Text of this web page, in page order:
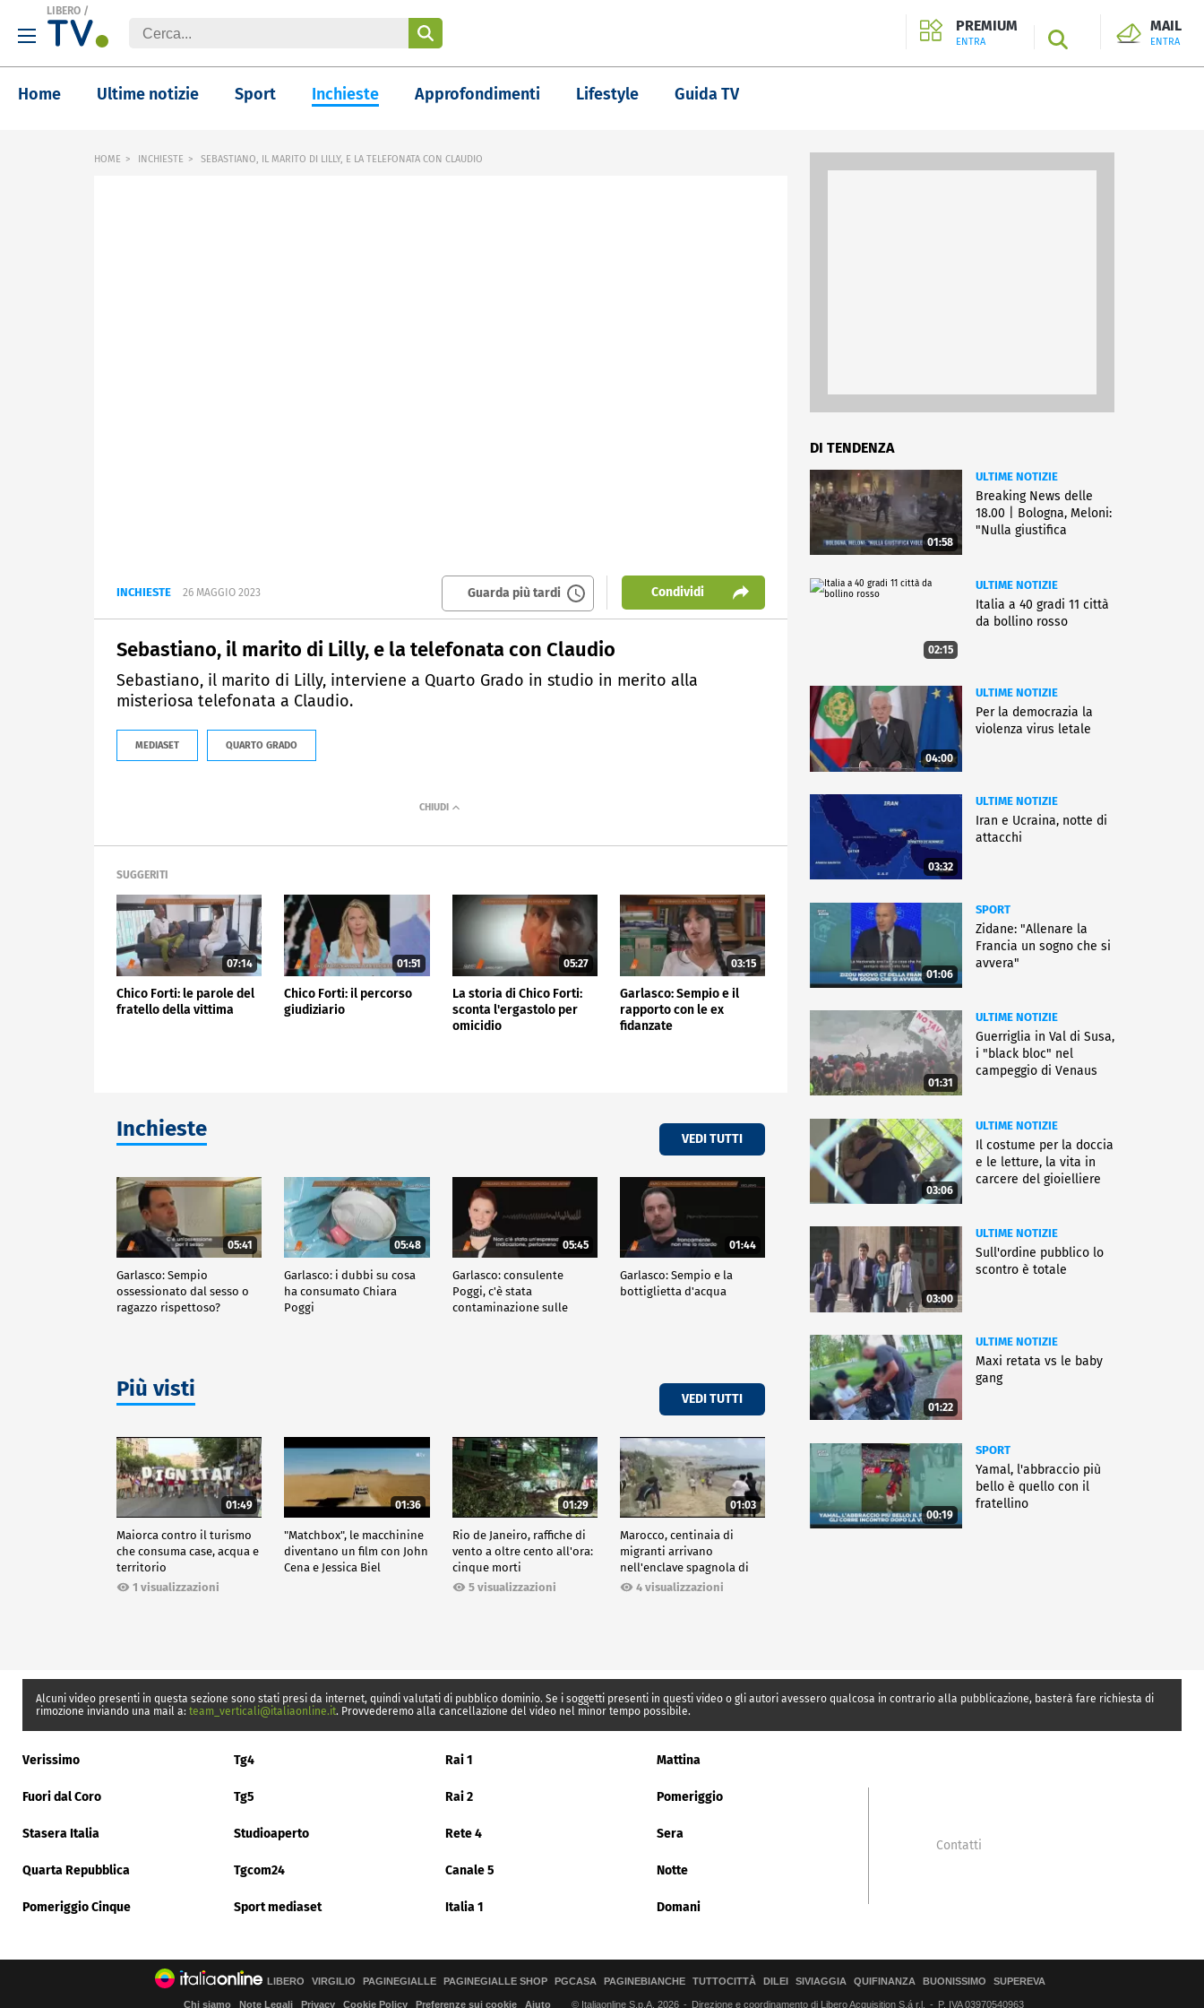
LIBERO /
PREMIUM
ENTRA SEARCH
MAIL
ENTRA
Home Ultime notizie Sport Inchieste Approfondimenti Lifestyle Guida TV
HOME INCHIESTE SEBASTIANO, IL MARITO DI LILLY, E LA TELEFONATA CON CLAUDIO
INCHIESTE 26 MAGGIO 2023 Guarda più tardi Condividi
Sebastiano, il marito di Lilly, e la telefonata con Claudio
Sebastiano, il marito di Lilly, interviene a Quarto Grado in studio in merito alla
misteriosa telefonata a Claudio.
MEDIASET QUARTO GRADO
SUGGERITI
07:14
Chico Forti: le parole del
fratello della vittima
01:51
Chico Forti: il percorso
giudiziario
05:27
La storia di Chico Forti:
sconta l'ergastolo per
omicidio
03:15
Garlasco: Sempio e il
rapporto con le ex
fidanzate
Inchieste VEDI TUTTI
05:41
Garlasco: Sempio
ossessionato dal sesso o
ragazzo rispettoso?
05:48
Garlasco: i dubbi su cosa
ha consumato Chiara
Poggi
05:45
Garlasco: consulente
Poggi, c'è stata
contaminazione sulle
01:44
Garlasco: Sempio e la
bottiglietta d'acqua
Più visti VEDI TUTTI
01:49
Maiorca contro il turismo
che consuma case, acqua e
territorio
1 visualizzazioni
01:36
"Matchbox", le macchinine
diventano un film con John
Cena e Jessica Biel
01:29
Rio de Janeiro, raffiche di
vento a oltre cento all'ora:
cinque morti
5 visualizzazioni
01:03
Marocco, centinaia di
migranti arrivano
nell'enclave spagnola di
Ceuta4 visualizzazioni
DI TENDENZA
01:58
ULTIME NOTIZIE
Breaking News delle
18.00 | Bologna, Meloni:
"Nulla giustifica
02:15
ULTIME NOTIZIE
Italia a 40 gradi 11 città
da bollino rosso
04:00
ULTIME NOTIZIE
Per la democrazia la
violenza virus letale
03:32
ULTIME NOTIZIE
Iran e Ucraina, notte di
attacchi
01:06
SPORT
Zidane: "Allenare la
Francia un sogno che si
avvera"
01:31
ULTIME NOTIZIE
Guerriglia in Val di Susa,
i "black bloc" nel
campeggio di Venaus
03:06
ULTIME NOTIZIE
Il costume per la doccia
e le letture, la vita in
carcere del gioielliere
03:00
ULTIME NOTIZIE
Sull'ordine pubblico lo
scontro è totale
01:22
ULTIME NOTIZIE
Maxi retata vs le baby
gang
00:19
SPORT
Yamal, l'abbraccio più
bello è quello con il
fratellino
Alcuni video presenti in questa sezione sono stati presi da internet, quindi valutati di pubblico dominio. Se i soggetti presenti in questi video o gli autori avessero qualcosa in contrario alla pubblicazione, basterà fare richiesta di
rimozione inviando una mail a: team_verticali@italiaonline.it. Provvederemo alla cancellazione del video nel minor tempo possibile.
Verissimo Tg4 Rai 1 Mattina
Fuori dal Coro Tg5 Rai 2 Pomeriggio
Stasera Italia Studioaperto Rete 4 Sera
Quarta Repubblica Tgcom24 Canale 5 Notte
Pomeriggio Cinque Sport mediaset Italia 1 Domani
Contatti
LIBERO VIRGILIO PAGINEGIALLE PAGINEGIALLE SHOP PGCASA PAGINEBIANCHE TUTTOCITTÀ DILEI SIVIAGGIA QUIFINANZA BUONISSIMO SUPEREVA
Chi siamo Note Legali Privacy Cookie Policy Preferenze sui cookie Aiuto © Italiaonline S.p.A. 2026 Direzione e coordinamento di Libero Acquisition S.á r.l. P. IVA 03970540963